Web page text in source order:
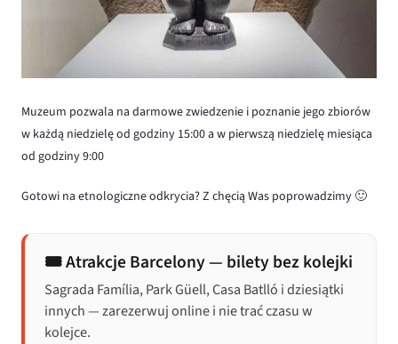
Muzeum pozwala na darmowe zwiedzenie i poznanie jego zbiorów
w każdą niedzielę od godziny 15:00 a w pierwszą niedzielę miesiąca
od godziny 9:00
Gotowi na etnologiczne odkrycia? Z chęcią Was poprowadzimy 🙂
🎟️ Atrakcje Barcelony — bilety bez kolejki
Sagrada Família, Park Güell, Casa Batlló i dziesiątki
innych — zarezerwuj online i nie trać czasu w
kolejce.